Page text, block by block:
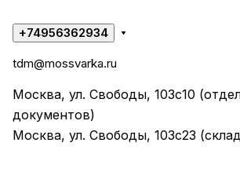
+74956362934
tdm@mossvarka.ru
Москва, ул. Свободы, 103с10
документов)
Москва, ул. Свободы, 103с23